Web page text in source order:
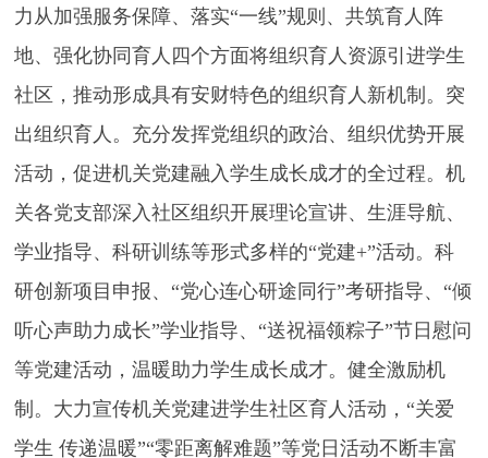
力从加强服务保障、落实“一线”规则、共筑育人阵
地、强化协同育人四个方面将组织育人资源引进学生
社区，推动形成具有安财特色的组织育人新机制。突
出组织育人。充分发挥党组织的政治、组织优势开展
活动，促进机关党建融入学生成长成才的全过程。机
关各党支部深入社区组织开展理论宣讲、生涯导航、
学业指导、科研训练等形式多样的“党建+”活动。科
研创新项目申报、“党心连心研途同行”考研指导、“倾
听心声助力成长”学业指导、“送祝福领粽子”节日慰问
等党建活动，温暖助力学生成长成才。健全激励机
制。大力宣传机关党建进学生社区育人活动，“关爱
学生 传递温暖”“零距离解难题”等党日活动不断丰富